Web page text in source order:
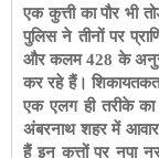
एक कुत्ती का पौर भी
पुलिस ने तीनों पर
और कलम 428 के
कर रहे हैं।
एक एलग ही तरीके
अंबरनाथ शहर में
हैं इन कुत्तों पर नपा